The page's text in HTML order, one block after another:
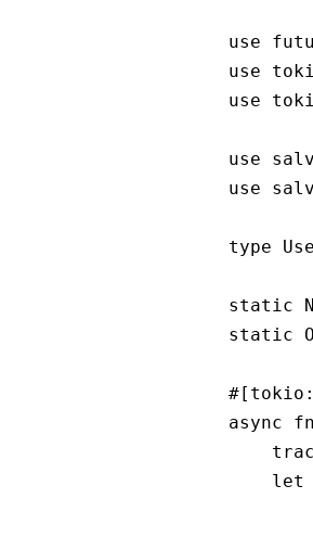
use
use
use
use
use
type
static
static
#[tokio
async fn
    let